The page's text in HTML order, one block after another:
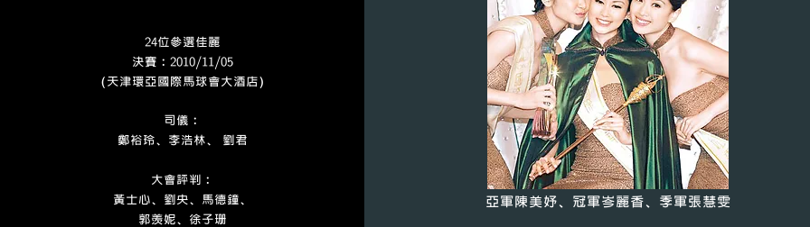
24位參選佳麗
決賽﹕2010/11/05
（天津環亞國際馬球會大酒店）
司儀﹕
鄭裕玲、李浩林、 劉君
大會評判﹕
黃士心、劉央、馬德鐘、
郭羡妮、徐子珊
亞軍陳美妤、冠軍岑麗香、季軍張慧雯